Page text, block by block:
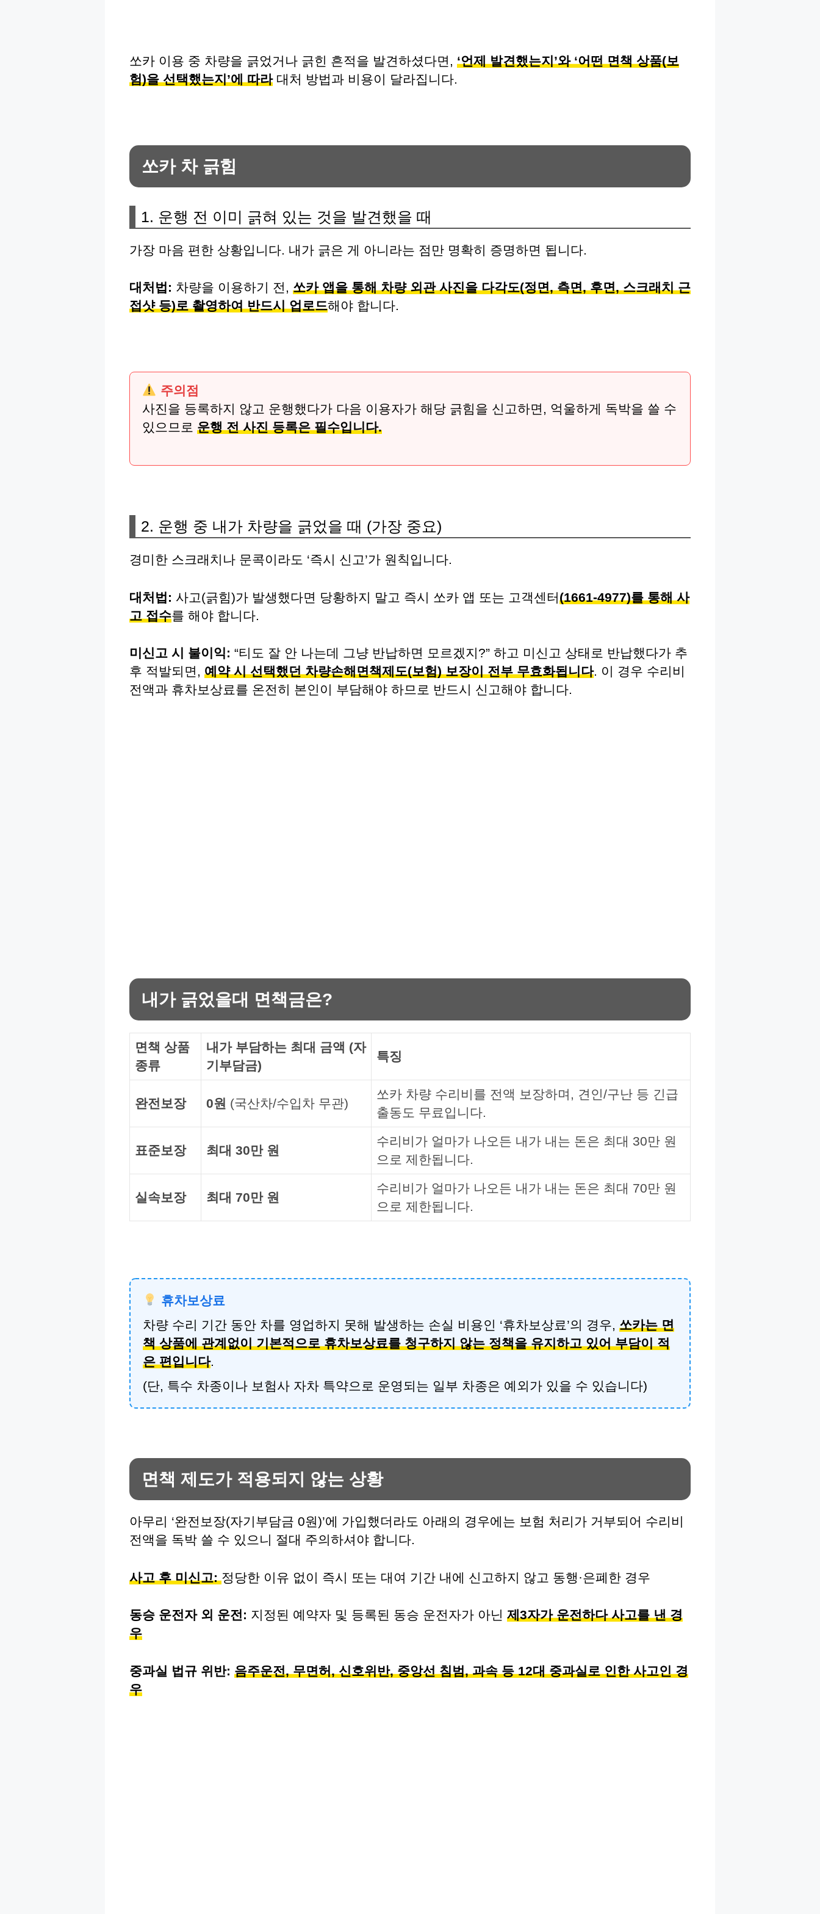
쏘카 이용 중 차량을 긁었거나 긁힌 흔적을 발견하셨다면, ‘언제 발견했는지’와 ‘어떤 면책 상품(보
험)을 선택했는지’에 따라대처 방법과 비용이 달라집니다.
쏘카 차 긁힘
1. 운행 전 이미 긁혀 있는 것을 발견했을 때
가장 마음 편한 상황입니다. 내가 긁은 게 아니라는 점만 명확히 증명하면 됩니다.
대처법: 차량을 이용하기 전, 쏘카 앱을 통해 차량 외관 사진을 다각도(정면, 측면, 후면, 스크래치 근
접샷 등)로 촬영하여 반드시 업로드해야 합니다.
주의점
사진을 등록하지 않고 운행했다가 다음 이용자가 해당 긁힘을 신고하면, 억울하게 독박을 쓸 수
있으므로 운행 전 사진 등록은 필수입니다.
2. 운행 중 내가 차량을 긁었을 때 (가장 중요)
경미한 스크래치나 문콕이라도 ‘즉시 신고’가 원칙입니다.
대처법: 사고(긁힘)가 발생했다면 당황하지 말고 즉시 쏘카 앱 또는 고객센터(1661-4977)를 통해 사
고 접수를 해야 합니다.
미신고 시 불이익: “티도 잘 안 나는데 그냥 반납하면 모르겠지?” 하고 미신고 상태로 반납했다가 추
후 적발되면, 예약 시 선택했던 차량손해면책제도(보험) 보장이 전부 무효화됩니다. 이 경우 수리비
전액과 휴차보상료를 온전히 본인이 부담해야 하므로 반드시 신고해야 합니다.
내가 긁었을대 면책금은?
면책 상품
종류
내가 부담하는 최대 금액 (자
기부담금)
특징
완전보장 0원 (국산차/수입차 무관)
쏘카 차량 수리비를 전액 보장하며, 견인/구난 등 긴급
출동도 무료입니다.
표준보장 최대 30만 원
수리비가 얼마가 나오든 내가 내는 돈은 최대 30만 원
으로 제한됩니다.
실속보장 최대 70만 원
수리비가 얼마가 나오든 내가 내는 돈은 최대 70만 원
으로 제한됩니다.
휴차보상료
차량 수리 기간 동안 차를 영업하지 못해 발생하는 손실 비용인 ‘휴차보상료’의 경우, 쏘카는 면
책 상품에 관계없이 기본적으로 휴차보상료를 청구하지 않는 정책을 유지하고 있어 부담이 적
은 편입니다.
(단, 특수 차종이나 보험사 자차 특약으로 운영되는 일부 차종은 예외가 있을 수 있습니다)
면책 제도가 적용되지 않는 상황
아무리 ‘완전보장(자기부담금 0원)’에 가입했더라도 아래의 경우에는 보험 처리가 거부되어 수리비
전액을 독박 쓸 수 있으니 절대 주의하셔야 합니다.
사고 후 미신고: 정당한 이유 없이 즉시 또는 대여 기간 내에 신고하지 않고 동행·은폐한 경우
동승 운전자 외 운전: 지정된 예약자 및 등록된 동승 운전자가 아닌 제3자가 운전하다 사고를 낸 경
우
중과실 법규 위반: 음주운전, 무면허, 신호위반, 중앙선 침범, 과속 등 12대 중과실로 인한 사고인 경
우